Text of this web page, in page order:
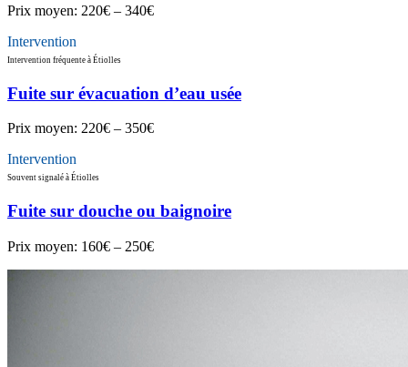
Prix moyen: 220€ – 340€
Intervention
Intervention fréquente à Étiolles
Fuite sur évacuation d’eau usée
Prix moyen: 220€ – 350€
Intervention
Souvent signalé à Étiolles
Fuite sur douche ou baignoire
Prix moyen: 160€ – 250€